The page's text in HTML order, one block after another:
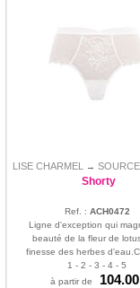
LISE CHARMEL →
Shorty
Ref. : ACH0472
Ligne d'exception qui
beauté de la fleur de
finesse des herbes
1 - 2 - 3 - 4 - 5
à partir de